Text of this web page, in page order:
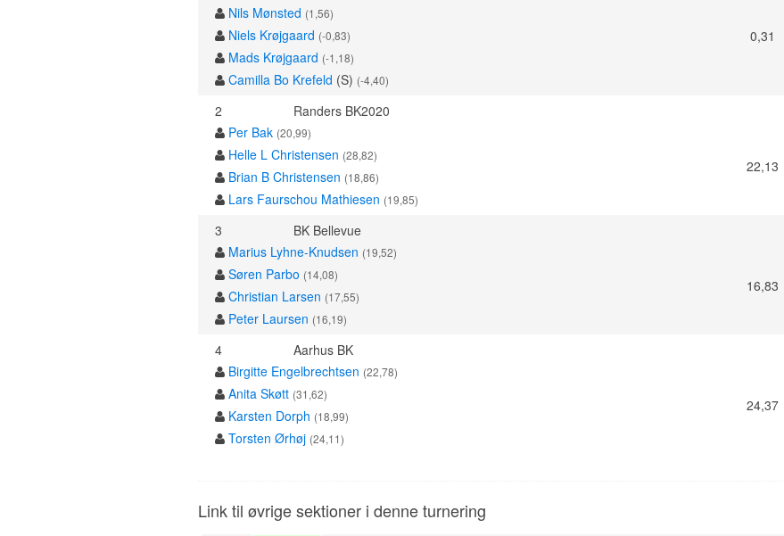
Nils Mønsted (1,56)
Niels Krøjgaard (-0,83)
Mads Krøjgaard (-1,18)
Camilla Bo Krefeld (S) (-4,40)
0,31
2
Randers BK2020
Per Bak (20,99)
Helle L Christensen (28,82)
Brian B Christensen (18,86)
Lars Faurschou Mathiesen (19,85)
22,13
3
BK Bellevue
Marius Lyhne-Knudsen (19,52)
Søren Parbo (14,08)
Christian Larsen (17,55)
Peter Laursen (16,19)
16,83
4
Aarhus BK
Birgitte Engelbrechtsen (22,78)
Anita Skøtt (31,62)
Karsten Dorph (18,99)
Torsten Ørhøj (24,11)
24,37
Link til øvrige sektioner i denne turnering